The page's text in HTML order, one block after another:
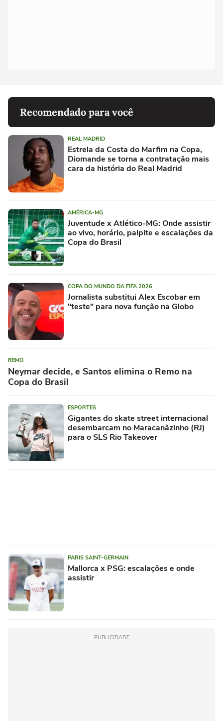
Recomendado para você
REAL MADRID
Estrela da Costa do Marfim na Copa,
Diomande se torna a contratação mais
cara da história do Real Madrid
AMÉRICA-MG
Juventude x Atlético-MG: Onde assistir
ao vivo, horário, palpite e escalações da
Copa do Brasil
COPA DO MUNDO DA FIFA 2026
Jornalista substitui Alex Escobar em
"teste" para nova função na Globo
REMO
Neymar decide, e Santos elimina o Remo na
Copa do Brasil
ESPORTES
Gigantes do skate street internacional
desembarcam no Maracanãzinho (RJ)
para o SLS Rio Takeover
PARIS SAINT-GERMAIN
Mallorca x PSG: escalações e onde
assistir
PUBLICIDADE